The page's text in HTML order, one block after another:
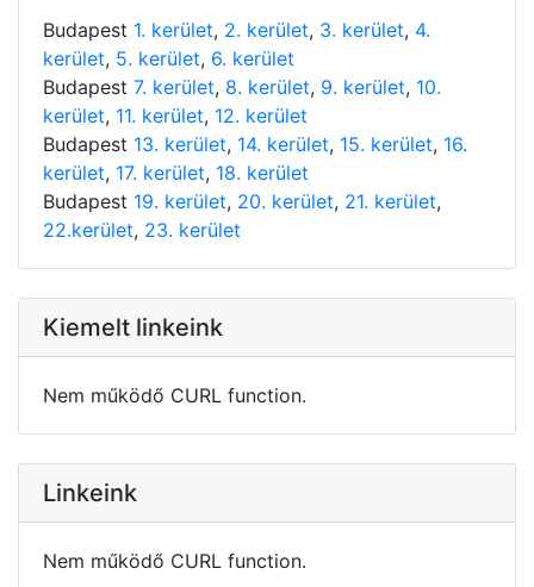
Budapest 1. kerület, 2. kerület, 3. kerület, 4.
kerület, 5. kerület, 6. kerület
Budapest 7. kerület, 8. kerület, 9. kerület, 10.
kerület, 11. kerület, 12. kerület
Budapest 13. kerület, 14. kerület, 15. kerület, 16.
kerület, 17. kerület, 18. kerület
Budapest 19. kerület, 20. kerület, 21. kerület,
22.kerület, 23. kerület
Kiemelt linkeink
Nem működő CURL function.
Linkeink
Nem működő CURL function.